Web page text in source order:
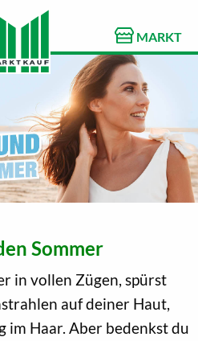
MARKT
Sommer
in vollen Zügen, spürst
auf deiner Haut,
im Haar. Aber bedenkst du